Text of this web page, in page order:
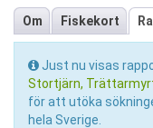
Om Fiskekort
Just nu visas
Stortjärn,
för att utöka
hela Sverige.